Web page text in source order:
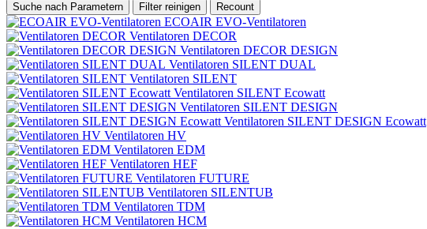
ECOAIR EVO-Ventilatoren
Ventilatoren DECOR
Ventilatoren DECOR DESIGN
Ventilatoren SILENT DUAL
Ventilatoren SILENT
Ventilatoren SILENT Ecowatt
Ventilatoren SILENT DESIGN
Ventilatoren SILENT DESIGN Ecowatt
Ventilatoren HV
Ventilatoren EDM
Ventilatoren HEF
Ventilatoren FUTURE
Ventilatoren SILENTUB
Ventilatoren TDM
Ventilatoren HCM